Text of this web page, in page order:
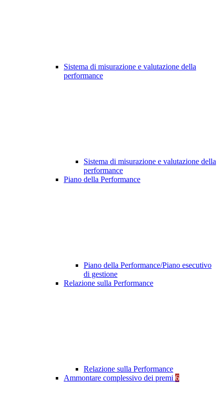
Sistema di misurazione e valutazione della
performance
Sistema di misurazione e valutazione della
performance
Piano della Performance
Piano della Performance/Piano esecutivo
di gestione
Relazione sulla Performance
Relazione sulla Performance
Ammontare complessivo dei premi 6